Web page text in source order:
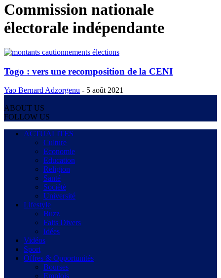
Commission nationale
électorale indépendante
Togo : vers une recomposition de la CENI
Yao Bernard Adzorgenu - 5 août 2021
ABOUT US
FOLLOW US
ACTUALITES
Culture
Economie
Education
Religion
Santé
Société
Université
Lifestyle
Buzz
Faits Divers
Idées
Vidéos
Sport
Offres & Opportunités
Bourses
Emplois